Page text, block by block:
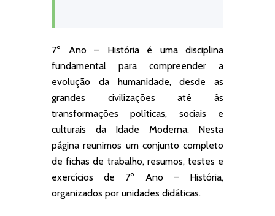
7º Ano – História é uma disciplina
fundamental para compreender a
evolução da humanidade, desde as
grandes civilizações até às
transformações políticas, sociais e
culturais da Idade Moderna. Nesta
página reunimos um conjunto completo
de fichas de trabalho, resumos, testes e
exercícios de 7º Ano – História,
organizados por unidades didáticas.